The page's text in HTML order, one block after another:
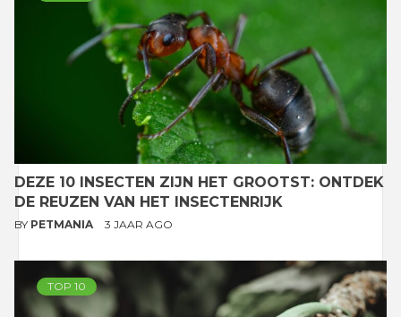
DEZE 10 INSECTEN ZIJN HET GROOTST: ONTDEK
DE REUZEN VAN HET INSECTENRIJK
BY PETMANIA 3 JAAR AGO
TOP 10